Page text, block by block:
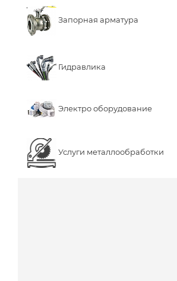
Запорная арматура
Гидравлика
Электро оборудование
Услуги металлообработки